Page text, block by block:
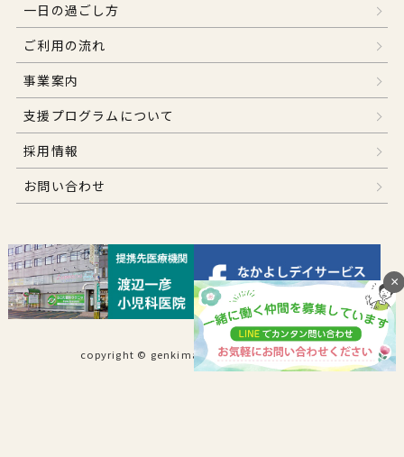
一日の過ごし方
ご利用の流れ
事業案内
支援プログラムについて
採用情報
お問い合わせ
copyright © genkimaru .All Rights Reserved
×